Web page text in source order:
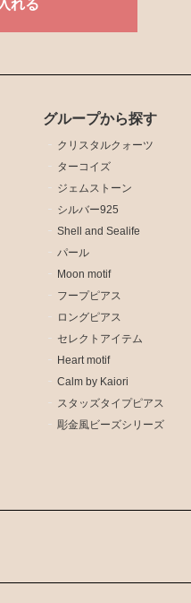
グループから探す
クリスタルクォーツ
ターコイズ
ジェムストーン
シルバー925
Shell and Sealife
パール
Moon motif
フープピアス
ロングピアス
セレクトアイテム
Heart motif
Calm by Kaiori
スタッズタイプピアス
彫金風ビーズシリーズ